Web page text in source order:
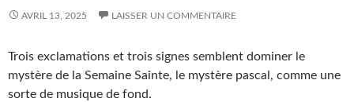
AVRIL 13, 2025 LAISSER UN COMMENTAIRE
Trois exclamations et trois signes semblent dominer le
mystère de la Semaine Sainte, le mystère pascal, comme une
sorte de musique de fond.